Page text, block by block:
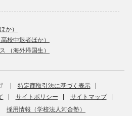
か）
校中退者ほか）
（海外帰国生）
特定商取引法に基づく表示
サイトポリシー
サイトマップ
採用情報（学校法人河合塾）